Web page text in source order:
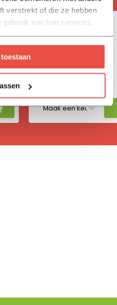
verstrekt of die ze hebben
van hun services.
Hydrokorrels